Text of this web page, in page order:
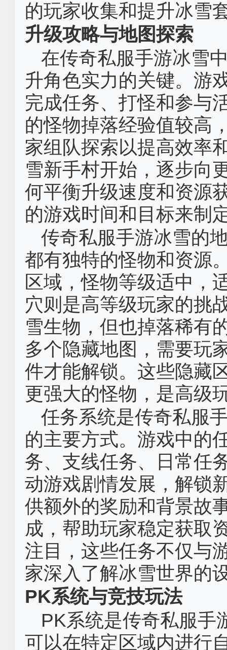
的玩家收集和提升冰雪
升级攻略与地图探索
在传奇私服手游冰雪
升角色实力的关键。游
完成任务、打怪和参与
的怪物掉落经验值较高
家组队探索以提高效率
雪新手村开始，逐步向
何平衡升级速度和资源
的游戏时间和目标来制
传奇私服手游冰雪的
都有独特的怪物和资源
区域，怪物等级适中，
穴则是高等级玩家的挑
雪生物，但也掉落稀有
多个隐藏地图，需要玩
件才能解锁。这些隐藏
更强大的怪物，是高级
任务系统是传奇私服
的主要方式。游戏中的
务、支线任务、日常任
动游戏剧情发展，解锁
供额外的奖励和背景故
成，帮助玩家稳定获取
注目，这些任务不仅与
家深入了解冰雪世界的
PK系统与竞技玩法
PK系统是传奇私服手
可以在特定区域内进行